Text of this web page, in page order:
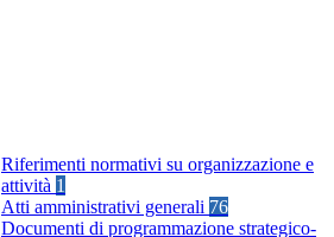
Riferimenti normativi su organizzazione e
attività 1
Atti amministrativi generali 76
Documenti di programmazione strategico-